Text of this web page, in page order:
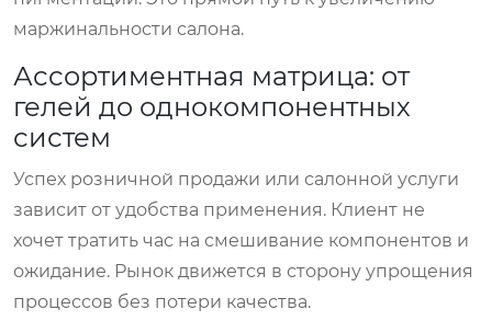
маржинальности салона.
Ассортиментная матрица: от
гелей до однокомпонентных
систем
Успех розничной продажи или салонной услуги
зависит от удобства применения. Клиент не
хочет тратить час на смешивание компонентов и
ожидание. Рынок движется в сторону упрощения
процессов без потери качества.